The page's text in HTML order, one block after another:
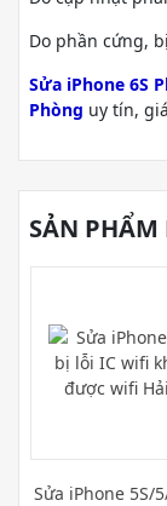
Do phần cứng,
Sửa iPhone 6S
Phòng uy tín,
SẢN
Sửa iPhone 5S/